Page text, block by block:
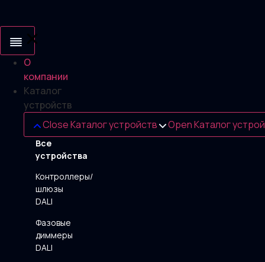
содержимому
О
компании
Каталог
устройств
Close Каталог устройств
Open Каталог
Все
устройства
Контроллеры/
шлюзы
DALI
Фазовые
диммеры
DALI